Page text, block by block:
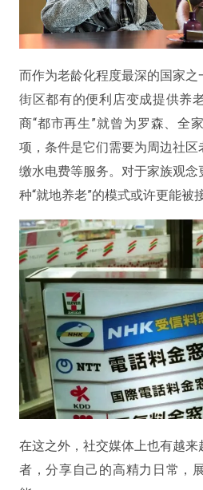
而作为老龄化程度最深的国家
街区都有的便利店变成提供养
商“都市再生”就曾为罗森、全
项，条件是它们需要为周边社
缴水电费等服务。对于家族观
种“就地养老”的模式或许更能被
在这之外，社交媒体上也有越
者，分享自己的高精力日常，